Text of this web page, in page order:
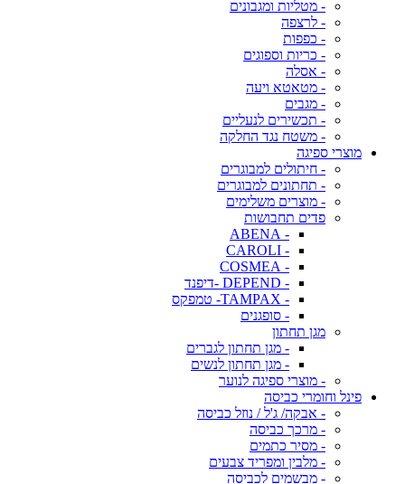
- מטליות ומגבונים
- לרצפה
- כפפות
- כריות וספוגים
- אסלה
- מטאטא ויעה
- מגבים
- תכשירים לנעליים
- משטח נגד החלקה
מוצרי ספיגה
- חיתולים למבוגרים
- תחתונים למבוגרים
- מוצרים משלימים
פדים תחבושות
- ABENA
- CAROLI
- COSMEA
- DEPEND -דיפנד
- TAMPAX- טמפקס
- סופגנים
מגן תחתון
- מגן תחתון לגברים
- מגן תחתון לנשים
- מוצרי ספיגה לנוער
פינל וחומרי כביסה
- אבקה/ ג'ל / נוזל כביסה
- מרכך כביסה
- מסיר כתמים
- מלבין ומפריד צבעים
- מבשמים לכביסה